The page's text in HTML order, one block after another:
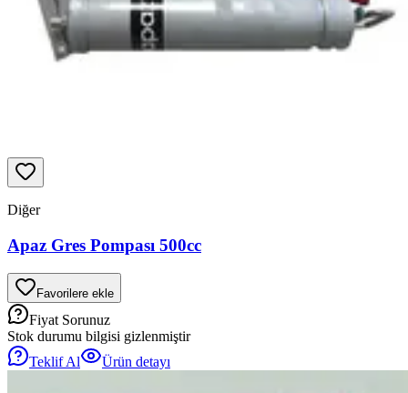
Diğer
Apaz Gres Pompası 500cc
Favorilere ekle
Fiyat Sorunuz
Stok durumu bilgisi gizlenmiştir
Teklif Al
Ürün detayı